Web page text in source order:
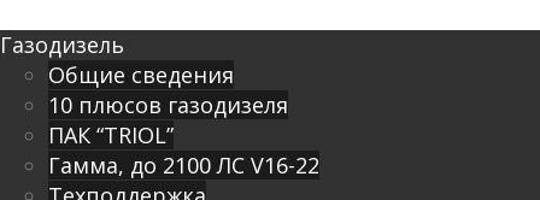
Газодизель
Общие сведения
10 плюсов газодизеля
ПАК “TRIOL”
Гамма, до 2100 ЛС V16-22